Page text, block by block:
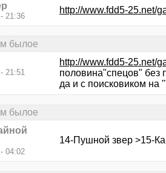
21:36
http://www.fdd5-25.net/
былое
21:51
http://www.fdd5-25.net/
половина"спецов" без
да и с поисковиком на
былое
04:02
14-Пушной звер >15-